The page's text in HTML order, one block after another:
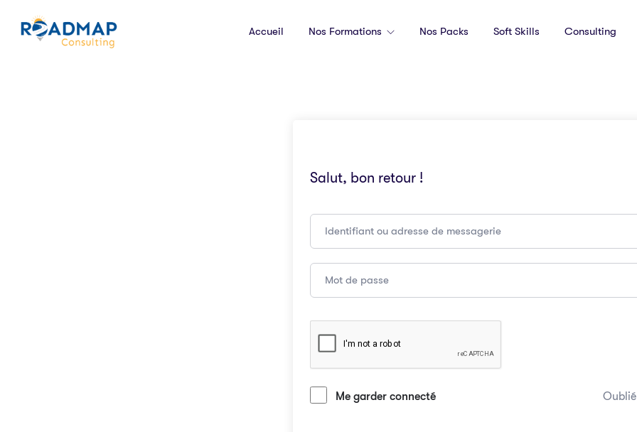
Accueil Nos Formations Nos Packs Soft Skills Consulting
Salut, bon retour !
Me garder connecté